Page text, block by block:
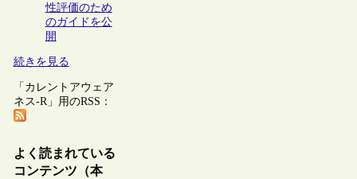
性評価のため
のガイドを公
開
続きを見る
「カレントアウェア
ネス-R」用のRSS：
よく読まれている
コンテンツ（本